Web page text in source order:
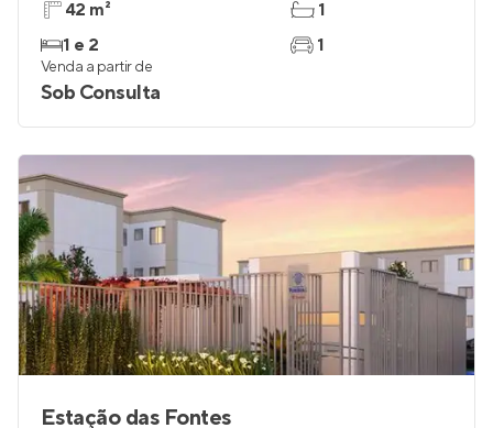
42 m²
1 e 2
1
1
Venda a partir de
Sob Consulta
Estação das Fontes